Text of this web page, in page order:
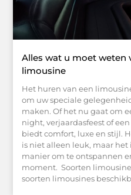
Alles wat u moet weten
limousine
Het huren van een
om uw speciale
maken. Of het nu gaat om
night, verjaardasfeest of
biedt comfort, luxe en stijl.
is niet alleen leuk, maar
manier om te ontspannen
moment. Soorten
soorten limousines